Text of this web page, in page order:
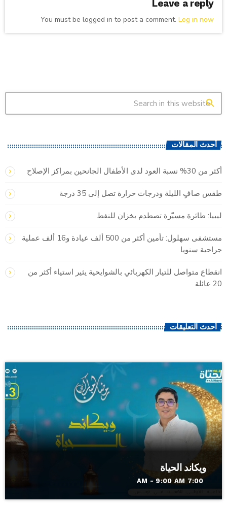
Leave a reply
You must be logged in to post a comment. Log in now
search
أحدث المقالات
أكثر من 30% نسبة العود لدى الأطفال الجانحين بمراكز الإصلاح
طقس صافٍ الليلة ودرجات حرارة تصل إلى 35 درجة
ليبيا: طائرة مسيّرة تصطدم بخزان للنفط
مستشفى سهلول: تأمين أكثر من 500 ألف عيادة و16 ألف عملية
جراحية سنويا
انقطاع متواصل للتيار الكهربائي بالشوايحية يثير استياء أكثر من
20 عائلة
أحدث التعليقات
ويكاند الحياة
7:00 AM - 9:00 AM